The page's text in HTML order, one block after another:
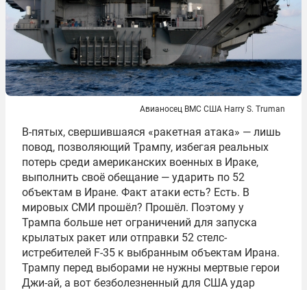
Авианосец ВМС США Harry S. Truman
В-пятых, свершившаяся «ракетная атака» — лишь
повод, позволяющий Трампу, избегая реальных
потерь среди американских военных в Ираке,
выполнить своё обещание — ударить по 52
объектам в Иране. Факт атаки есть? Есть. В
мировых СМИ прошёл? Прошёл. Поэтому у
Трампа больше нет ограничений для запуска
крылатых ракет или отправки 52 стелс-
истребителей F-35 к выбранным объектам Ирана.
Трампу перед выборами не нужны мертвые герои
Джи-ай, а вот безболезненный для США удар